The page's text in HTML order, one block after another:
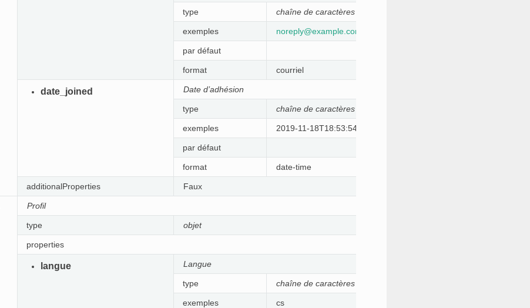
type chaîne de caractères
exemples noreply@example. com
par défaut
format courriel
date_joined Date d’adhésion
type chaîne de caractères
exemples 2019-11-18T18:53:54.862Z
par défaut
format date-time
additionalProperties Faux
Profil
type objet
properties
langue Langue
type chaîne de caractères
exemples cs